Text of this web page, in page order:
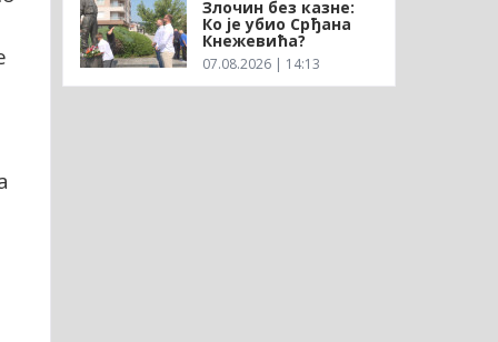
Злочин без казне:
Ко је убио Срђана
Кнежевића?
07.08.2026 | 14:13